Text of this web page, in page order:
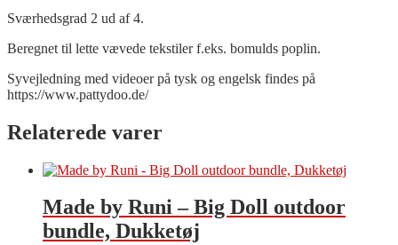
Sværhedsgrad 2 ud af 4.
Beregnet til lette vævede tekstiler f.eks. bomulds poplin.
Syvejledning med videoer på tysk og engelsk findes på
https://www.pattydoo.de/
Relaterede varer
Made by Runi – Big Doll outdoor
bundle, Dukketøj